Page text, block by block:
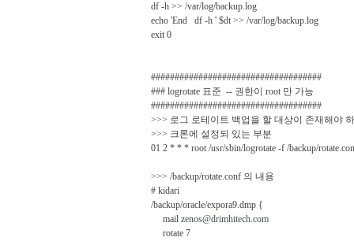
df -h >> /var/log/backup.log
echo 'End df -h ' $dt >> /var/log/backup.log
exit 0
####################################
### logrotate 표준 -- 권한이 root 만 가능
####################################
>>> 로그 로테이트 백업을 할 대상이 존재해야
>>> 크론에 설정되 있는 부분
01 2 * * * root /usr/sbin/logrotate -f /backup/
>>> /backup/rotate.conf 의 내용
# kidari
/backup/oracle/expora9.dmp {
mail zenos@drimhitech.com
rotate 7